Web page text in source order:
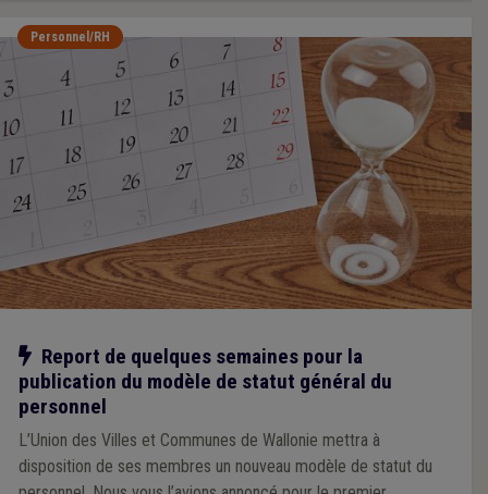
Personnel/RH
Notre action
Report de quelques semaines pour la
publication du modèle de statut général du
personnel
L’Union des Villes et Communes de Wallonie mettra à
disposition de ses membres un nouveau modèle de statut du